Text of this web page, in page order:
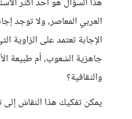
العربي المعاصر، ولا توجد
الإجابة تعتمد على الزاوية
جاهزية الشعوب، أم طبيعة
والثقافية؟
​يمكن تفكيك هذا النقاش إلى